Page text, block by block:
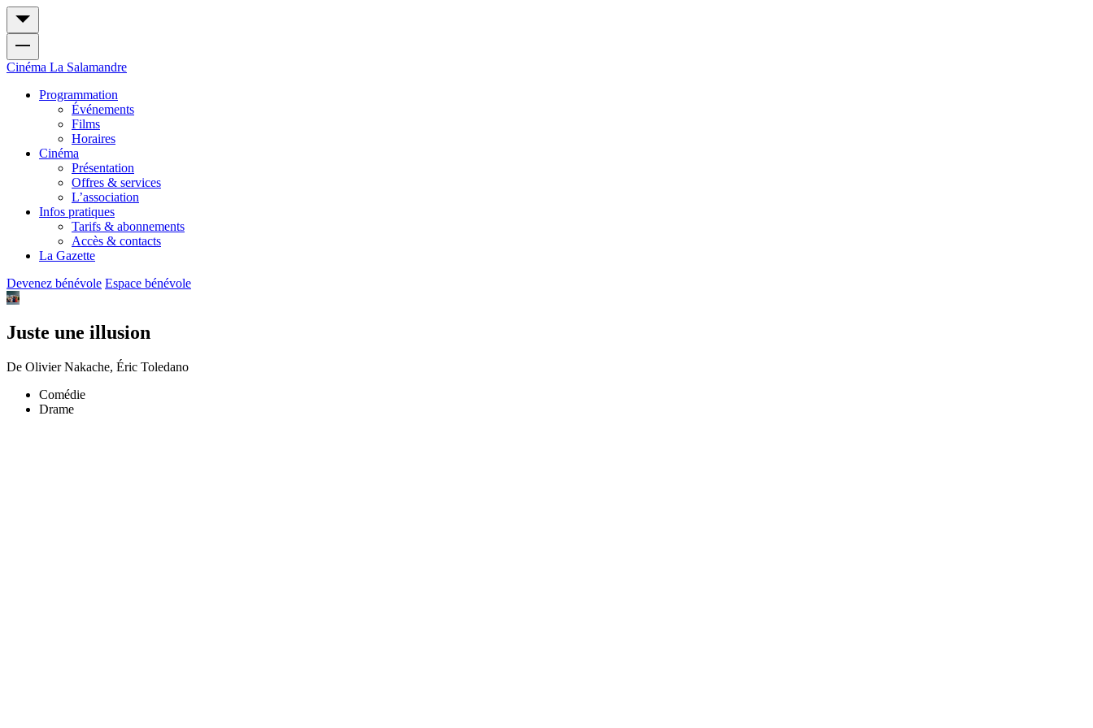
Cinéma La Salamandre
Programmation
Événements
Films
Horaires
Cinéma
Présentation
Offres & services
L’association
Infos pratiques
Tarifs & abonnements
Accès & contacts
La Gazette
Devenez bénévole Espace bénévole
Juste une illusion
De Olivier Nakache, Éric Toledano
Comédie
Drame